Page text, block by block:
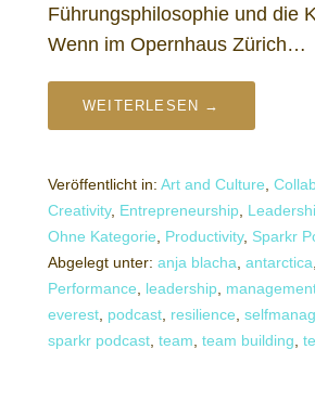
Führungsphilosophie und die
Wenn im Opernhaus Zürich…
WEITERLESEN →
Veröffentlicht in: Art and Culture
Creativity, Entrepreneurship
Ohne Kategorie
Productivity, Sparkr
Abgelegt unter: anja blacha antarctica
Performance
leadership
everest podcast resilience
sparkr podcast team team building